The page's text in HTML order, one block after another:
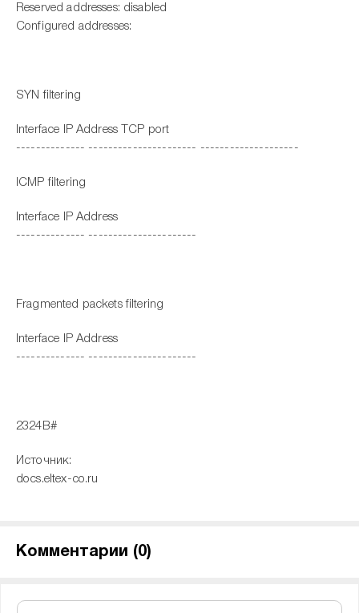
Reserved addresses: disabled
Configured addresses:
SYN filtering
Interface IP Address TCP port
-------------- ---------------------- --------------------
ICMP filtering
Interface IP Address
-------------- ----------------------
Fragmented packets filtering
Interface IP Address
-------------- ----------------------
2324B#
Источник:
docs.eltex-co.ru
Комментарии (0)